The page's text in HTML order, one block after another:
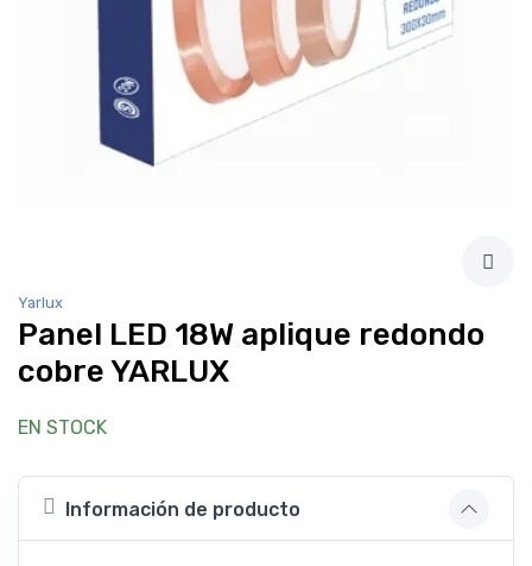
Yarlux
Panel LED 18W aplique redondo
cobre YARLUX
EN STOCK
Información de producto